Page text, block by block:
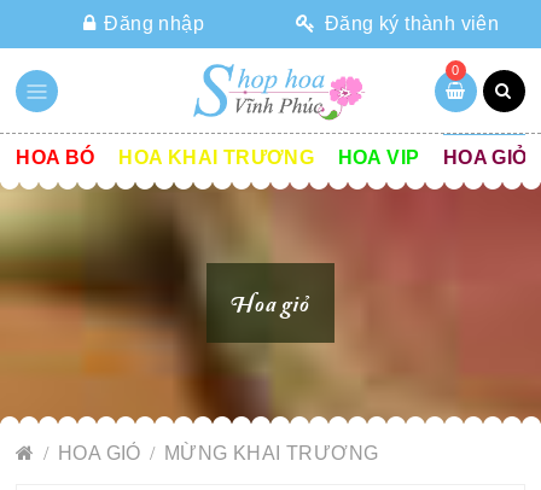
Đăng nhập Đăng ký thành viên
0
HOA BÓ HOA KHAI TRƯƠNG HOA VIP HOA GIỎ
Hoa giỏ
HOA GIỎ MỪNG KHAI TRƯƠNG